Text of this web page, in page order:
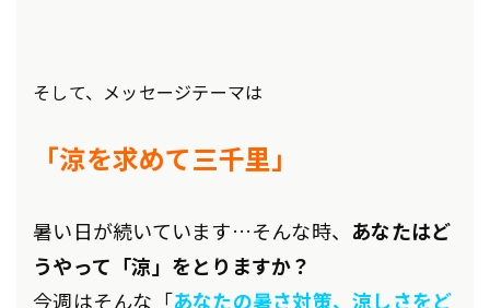
そして、メッセージテーマは
「涼を求めて三千里」
暑い日が続いています…そんな時、 あなたはど
うやって「涼」をとりますか？
今週はそんな「あなたの暑さ対策、涼しさをど